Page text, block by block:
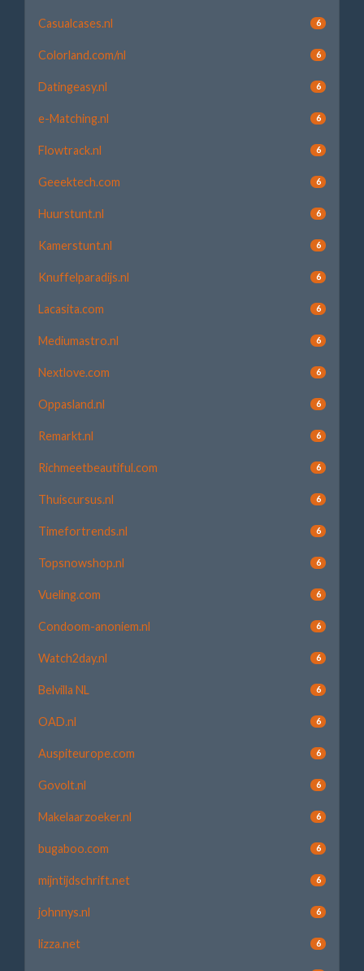
Casualcases.nl 6
Colorland.com/nl 6
Datingeasy.nl 6
e-Matching.nl 6
Flowtrack.nl 6
Geeektech.com 6
Huurstunt.nl 6
Kamerstunt.nl 6
Knuffelparadijs.nl 6
Lacasita.com 6
Mediumastro.nl 6
Nextlove.com 6
Oppasland.nl 6
Remarkt.nl 6
Richmeetbeautiful.com 6
Thuiscursus.nl 6
Timefortrends.nl 6
Topsnowshop.nl 6
Vueling.com 6
Condoom-anoniem.nl 6
Watch2day.nl 6
Belvilla NL 6
OAD.nl 6
Auspiteurope.com 6
Govolt.nl 6
Makelaarzoeker.nl 6
bugaboo.com 6
mijntijdschrift.net 6
johnnys.nl 6
lizza.net 6